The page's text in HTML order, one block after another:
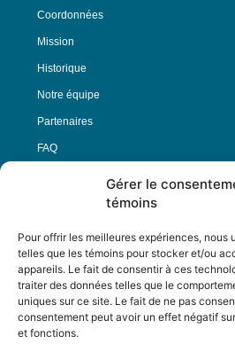
Gérer le
témoins
Pour offrir les meilleures expériences, nous
telles que les témoins pour stocker et/ou
appareils. Le fait de consentir à ces
traiter des données telles que le
uniques sur ce site. Le fait de ne pas
consentement peut avoir un effet négatif
et fonctions.
Coordonnées
Mission
Historique
Notre équipe
Partenaires
FAQ
Nous Suivre